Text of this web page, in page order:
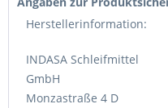
Herstellerinformation:
INDASA Schleifmittel
GmbH
Monzastraße 4 D